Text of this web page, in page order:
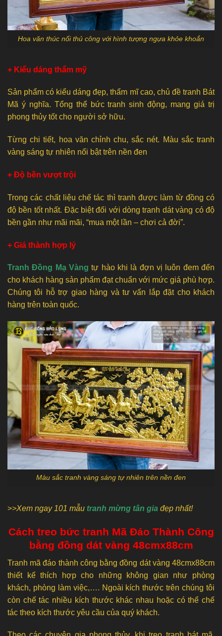
Hoa văn thúc nổi thủ công với hình tượng ngựa khỏe khoắn
+ Kiểu dáng thẩm mỹ
Sản phẩm có kiểu dáng đẹp, thẩm mĩ cao, chủ đề tranh Bát
Mã ý nghĩa. Tổng thể bức tranh sinh động, mang giá trị
phong thủy tốt cho người sở hữu.
Từng chi tiết, hoa văn chỉnh chu, sắc nét. Màu sắc tranh
vàng sáng tự nhiên nổi bật trên nền đen
+ Độ bền vượt trội
Trong các chất liệu chế tác thì tranh được làm từ đồng có
độ bền tốt nhất. Đặc biệt đối với dòng tranh dát vàng có độ
bền gần như mãi mãi, “mua một lần – chơi cả đời”.
+ Giá thành hợp lý
Tranh Đồng Mạ Vàng tự hào khi là đợn vị luôn đem đến
cho khách hàng sản phẩm đạt chuẩn với mức giá phù hợp.
Chúng tôi hỗ trợ giao hàng và tư vấn lắp đặt cho khách
hàng trên toàn quốc.
Màu sắc tranh vàng sáng tự nhiên trên nền đen
>>Xem ngay 101 mẫu tranh mừng tân gia đẹp nhất!
Cách treo bức tranh Mã Đáo Thành Công
bằng đồng dát vàng 48cmx88cm
Tranh mã đáo thành công bằng đồng dát vàng 48cmx88cm
thiết kế thích hợp cho những không gian như phòng
khách, phòng làm việc,…. Ngoài kích thước trên chúng tôi
còn chế tác nhiều kích thước khác nhau hoặc có thể chế
tác theo kích thước yêu cầu của quý khách.